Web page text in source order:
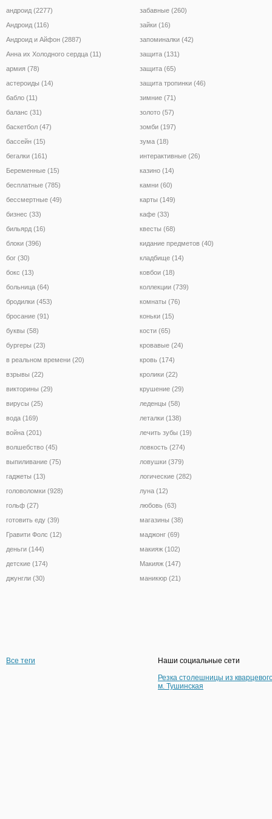
андроид (2277)
Андроид (116)
Андроид и Айфон (2887)
Анна их Холодного сердца (11)
армия (78)
астероиды (14)
бабло (11)
баланс (31)
баскетбол (47)
бассейн (15)
бегалки (161)
Беременные (15)
бесплатные (785)
бессмертные (49)
бизнес (33)
бильярд (16)
блоки (396)
бог (30)
бокс (13)
больница (64)
бродилки (453)
бросание (91)
буквы (58)
бургеры (23)
в реальном времени (20)
взрывы (22)
викторины (29)
вирусы (25)
вода (169)
война (201)
волшебство (45)
выпиливание (75)
гаджеты (13)
головоломки (928)
гольф (27)
готовить еду (39)
Гравити Фолс (12)
деньги (144)
детские (174)
джунгли (30)
забавные (260)
зайки (16)
запоминалки (42)
защита (131)
защита (65)
защита тропинки (46)
зимние (71)
золото (57)
зомби (197)
зума (18)
интерактивные (26)
казино (14)
камни (60)
карты (149)
кафе (33)
квесты (68)
кидание предметов (40)
кладбище (14)
ковбои (18)
коллекции (739)
комнаты (76)
коньки (15)
кости (65)
кровавые (24)
кровь (174)
кролики (22)
крушение (29)
леденцы (58)
леталки (138)
лечить зубы (19)
ловкость (274)
ловушки (379)
логические (282)
луна (12)
любовь (63)
магазины (38)
маджонг (69)
макияж (102)
Макияж (147)
маникюр (21)
Все теги
Наши социальные сети
Резка столешницы из
м. Тушинская